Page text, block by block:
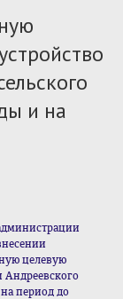
и на
целевую
Андреевского
период до